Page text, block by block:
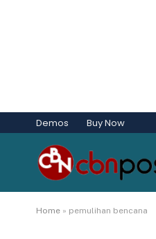
Demos Buy Now
Home » pemulihan bencana